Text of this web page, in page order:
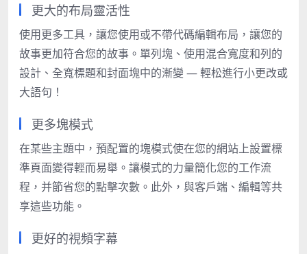
更大的布局靈活性
使用更多工具，讓您使用或不帶代碼編輯布局，讓您的
故事更加符合您的故事。單列塊、使用混合寬度和列的
設計、全寬標題和封面塊中的漸變 — 輕松進行小更改或
大語句！
更多塊模式
在某些主題中，預配置的塊模式使在您的網站上設置標
準頁面變得輕而易舉。讓模式的力量簡化您的工作流
程，并節省您的點擊次數。此外，與客戶端、編輯等共
享這些功能。
更好的視頻字幕